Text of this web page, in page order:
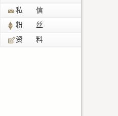
私 信
粉 丝
资 料